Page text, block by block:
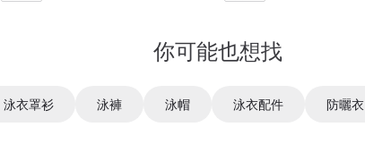
你可能也想找
泳衣罩衫 泳褲 泳帽 泳衣配件 防曬衣